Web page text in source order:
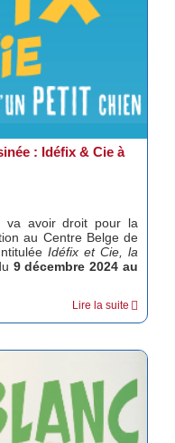
: Idéfix & Cie à
va avoir droit pour la
au Centre Belge de
Idéfix et Cie, la
9 décembre 2024 au
Lire la suite